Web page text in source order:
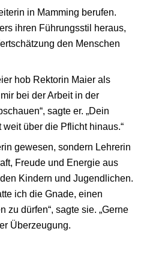
in Mamming berufen.
ihren Führungsstil heraus,
den Menschen
hob Rektorin Maier als
bei der Arbeit in der
sagte er. „Dein
über die Pflicht hinaus.“
gewesen, sondern Lehrerin
Freude und Energie aus
Kindern und Jugendlichen.
ich die Gnade, einen
zu dürfen“, sagte sie. „Gerne
Überzeugung.